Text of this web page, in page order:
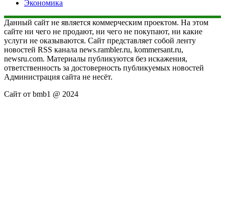
Экономика
Данный сайт не является коммерческим проектом. На этом
сайте ни чего не продают, ни чего не покупают, ни какие
услуги не оказываются. Сайт представляет собой ленту
новостей RSS канала news.rambler.ru, kommersant.ru,
newsru.com. Материалы публикуются без искажения,
ответственность за достоверность публикуемых новостей
Администрация сайта не несёт.
Сайт от bmb1 @ 2024